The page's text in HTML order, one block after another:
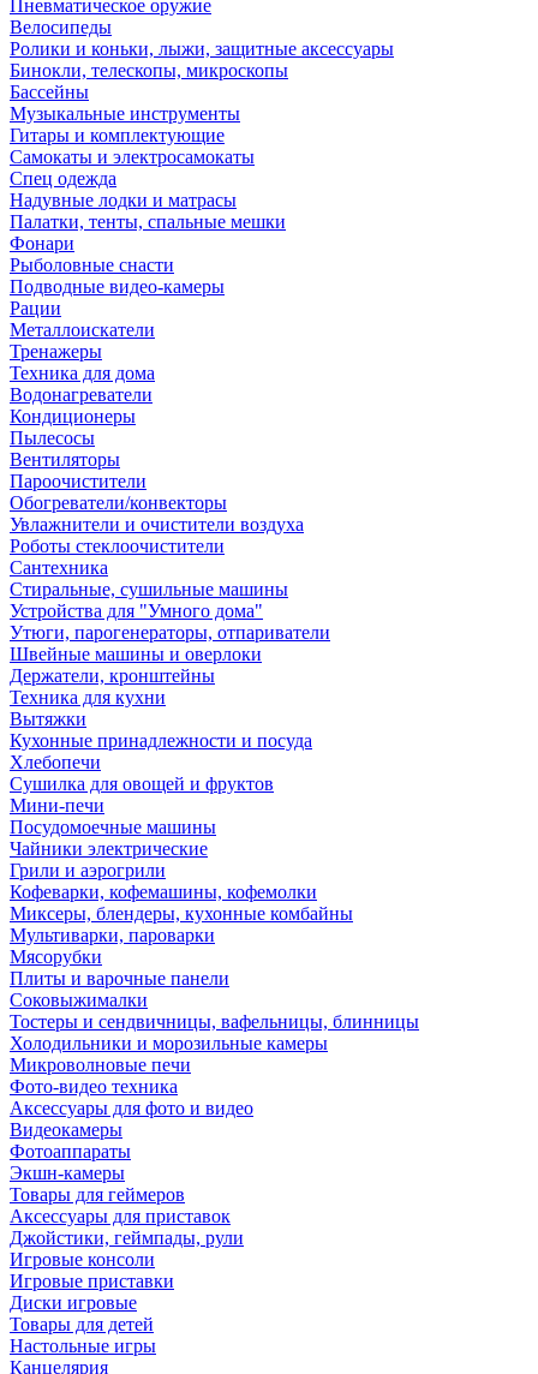
Пневматическое оружие
Велосипеды
Ролики и коньки, лыжи, защитные аксессуары
Бинокли, телескопы, микроскопы
Бассейны
Музыкальные инструменты
Гитары и комплектующие
Самокаты и электросамокаты
Спец одежда
Надувные лодки и матрасы
Палатки, тенты, спальные мешки
Фонари
Рыболовные снасти
Подводные видео-камеры
Рации
Металлоискатели
Тренажеры
Техника для дома
Водонагреватели
Кондиционеры
Пылесосы
Вентиляторы
Пароочистители
Обогреватели/конвекторы
Увлажнители и очистители воздуха
Роботы стеклоочистители
Сантехника
Стиральные, сушильные машины
Устройства для "Умного дома"
Утюги, парогенераторы, отпариватели
Швейные машины и оверлоки
Держатели, кронштейны
Техника для кухни
Вытяжки
Кухонные принадлежности и посуда
Хлебопечи
Сушилка для овощей и фруктов
Мини-печи
Посудомоечные машины
Чайники электрические
Грили и аэрогрили
Кофеварки, кофемашины, кофемолки
Миксеры, блендеры, кухонные комбайны
Мультиварки, пароварки
Мясорубки
Плиты и варочные панели
Соковыжималки
Тостеры и сендвичницы, вафельницы, блинницы
Холодильники и морозильные камеры
Микроволновые печи
Фото-видео техника
Аксессуары для фото и видео
Видеокамеры
Фотоаппараты
Экшн-камеры
Товары для геймеров
Аксессуары для приставок
Джойстики, геймпады, рули
Игровые консоли
Игровые приставки
Диски игровые
Товары для детей
Настольные игры
Канцелярия